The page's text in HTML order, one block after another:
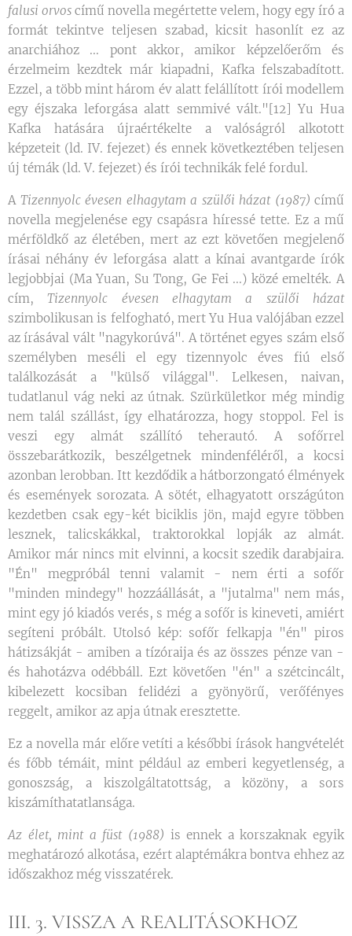
falusi orvos című novella megértette velem, hogy egy író a
formát tekintve teljesen szabad, kicsit hasonlít ez az
anarchiához ... pont akkor, amikor képzelőerőm és
érzelmeim kezdtek már kiapadni, Kafka felszabadított.
Ezzel, a több mint három év alatt felállított írói modellem
egy éjszaka leforgása alatt semmivé vált."[12] Yu Hua
Kafka hatására újraértékelte a valóságról alkotott
képzeteit (ld. IV. fejezet) és ennek következtében teljesen
új témák (ld. V. fejezet) és írói technikák felé fordul.
ATizennyolc évesen elhagytam a szülői házat (1987) című
novella megjelenése egy csapásra híressé tette. Ez a mű
mérföldkő az életében, mert az ezt követően megjelenő
írásai néhány év leforgása alatt a kínai avantgarde írók
legjobbjai (Ma Yuan, Su Tong, Ge Fei ...) közé emelték. A
cím,Tizennyolc évesen elhagytam a szülői házat
szimbolikusan is felfogható, mert Yu Hua valójában ezzel
az írásával vált "nagykorúvá". A történet egyes szám első
személyben meséli el egy tizennyolc éves fiú első
találkozását a "külső világgal". Lelkesen, naivan,
tudatlanul vág neki az útnak. Szürkületkor még mindig
nem talál szállást, így elhatározza, hogy stoppol. Fel is
veszi egy almát szállító teherautó. A sofőrrel
összebarátkozik, beszélgetnek mindenféléről, a kocsi
azonban lerobban. Itt kezdődik a hátborzongató élmények
és események sorozata. A sötét, elhagyatott országúton
kezdetben csak egy-két biciklis jön, majd egyre többen
lesznek, talicskákkal, traktorokkal lopják az almát.
Amikor már nincs mit elvinni, a kocsit szedik darabjaira.
"Én" megpróbál tenni valamit - nem érti a sofőr
"minden mindegy" hozzáállását, a "jutalma" nem más,
mint egy jó kiadós verés, s még a sofőr is kineveti, amiért
segíteni próbált. Utolsó kép: sofőr felkapja "én" piros
hátizsákját - amiben a tízóraija és az összes pénze van -
és hahotázva odébbáll. Ezt követően "én" a szétcincált,
kibelezett kocsiban felidézi a gyönyörű, verőfényes
reggelt, amikor az apja útnak eresztette.
Ez a novella már előre vetíti a későbbi írások hangvételét
és főbb témáit, mint például az emberi kegyetlenség, a
gonoszság, a kiszolgáltatottság, a közöny, a sors
kiszámíthatatlansága.
Az élet, mint a füst (1988) is ennek a korszaknak egyik
meghatározó alkotása, ezért alaptémákra bontva ehhez az
időszakhoz még visszatérek.
III. 3. VISSZA A REALITÁSOKHOZ